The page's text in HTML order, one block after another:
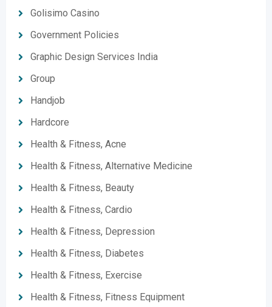
Golisimo Casino
Government Policies
Graphic Design Services India
Group
Handjob
Hardcore
Health & Fitness, Acne
Health & Fitness, Alternative Medicine
Health & Fitness, Beauty
Health & Fitness, Cardio
Health & Fitness, Depression
Health & Fitness, Diabetes
Health & Fitness, Exercise
Health & Fitness, Fitness Equipment